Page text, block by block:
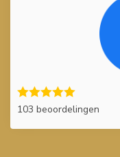
103 beoordelingen